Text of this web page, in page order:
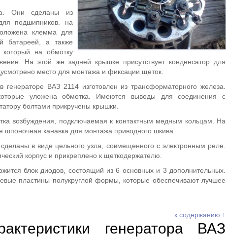
Они сделаны из
подшипников. на
клемма для
батареей, а также
на обмотку
На этой же задней крышке присутствует конденсатор для
место для монтажа и фиксации щеток.
генераторе ВАЗ 2114 изготовлен из трансформаторного железа.
уложена обмотка. Имеются выводы для соединения с
болтами прикручены крышки.
возбуждения, подключаемая к контактным медным кольцам. На
шпоночная канавка для монтажа приводного шкива.
в виде цельного узла, совмещенного с электронным реле.
корпус и прикреплено к щеткодержателю.
блок диодов, состоящий из 6 основных и 3 дополнительных.
пластины полукруглой формы, которые обеспечивают лучшее
к содержанию ↑
генератора ВАЗ